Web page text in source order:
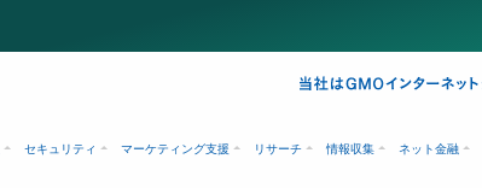
セキュリティ マーケティング支援 リサーチ 情報収集 ネット金融